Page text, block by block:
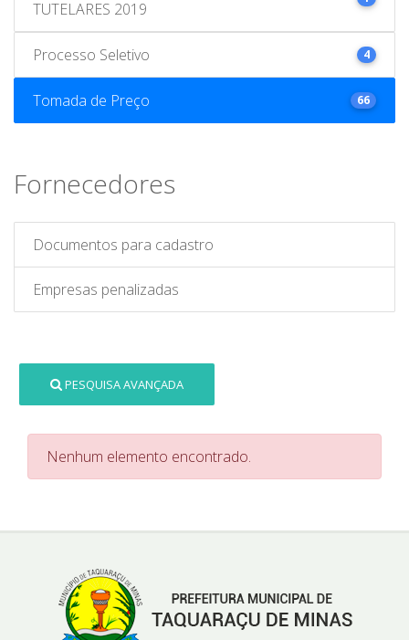
TUTELARES 2019
Processo Seletivo 4
Tomada de Preço 66
Fornecedores
Documentos para cadastro
Empresas penalizadas
PESQUISA AVANÇADA
Nenhum elemento encontrado.